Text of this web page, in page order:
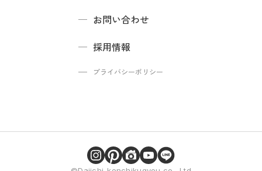
お問い合わせ
採用情報
プライバシーポリシー